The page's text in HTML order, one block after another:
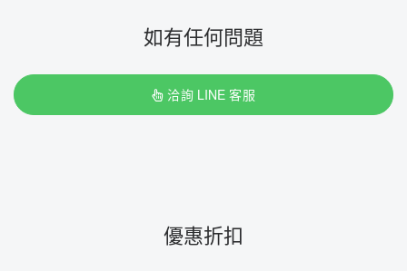
如有任何問題
洽詢 LINE 客服
優惠折扣